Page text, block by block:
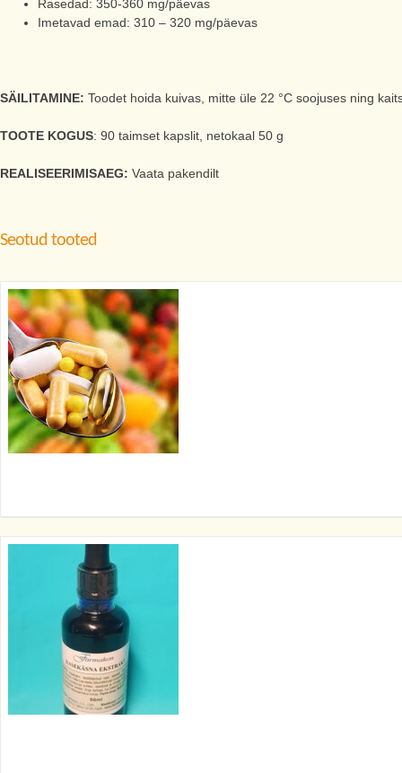
Rasedad: 350-360 mg/päevas
Imetavad emad: 310 – 320 mg/päevas
SÄILITAMINE: Toodet hoida kuivas, mitte üle 22 °C soojuses ning
TOOTE KOGUS: 90 taimset kapslit, netokaal 50 g
REALISEERIMISAEG: Vaata pakendilt
Seotud tooted